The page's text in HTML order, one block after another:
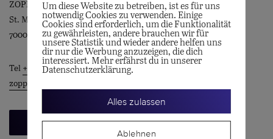
ZOPPI AG
St. Martinsplatz 1
7000 Chur
Tel +41 81 252 37 65
zoppi@zoppi.swiss
Beratungstermin vereinbaren
Um diese Website zu betreiben, ist es für uns
notwendig Cookies zu verwenden. Einige
Cookies sind erforderlich, um die Funktionalität
zu gewährleisten, andere brauchen wir für
unsere Statistik und wieder andere helfen uns
dir nur die Werbung anzuzeigen, die dich
interessiert. Mehr erfährst du in unserer
Datenschutzerklärung.
Alles zulassen
Ablehnen